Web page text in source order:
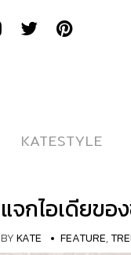
KATESTYLE
KATESTYLE
แจกไอเดียขอ
BYKATE FEATURE,